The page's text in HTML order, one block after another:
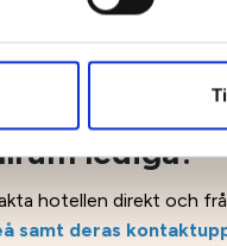
lediga?
hotellen direkt och
samt deras